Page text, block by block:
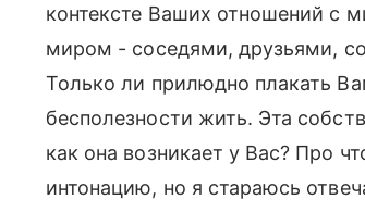
контексте Ваших отношений с
миром - соседями, друзьями,
Только ли прилюдно плакать
бесполезности жить. Эта
как она возникает у Вас? Про
интонацию, но я стараюсь